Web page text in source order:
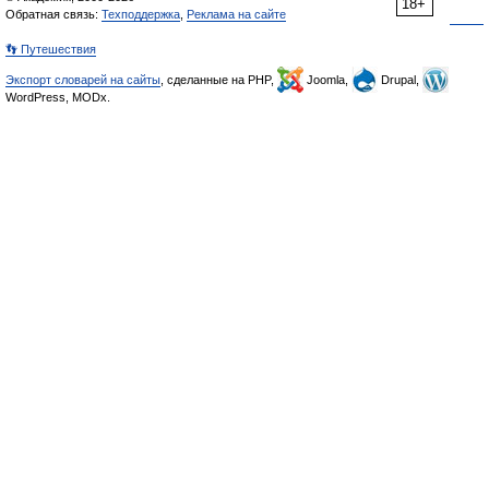
18+
Обратная связь: Техподдержка Реклама на сайте
👣 Путешествия
Экспорт словарей на сайты , сделанные на PHP, Joomla,
Drupal,
WordPress, MODx.